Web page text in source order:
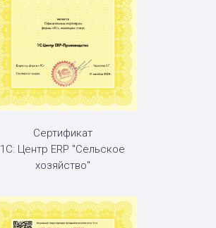
Сертификат
1С: Центр ERP "Сельское
хозяйство"